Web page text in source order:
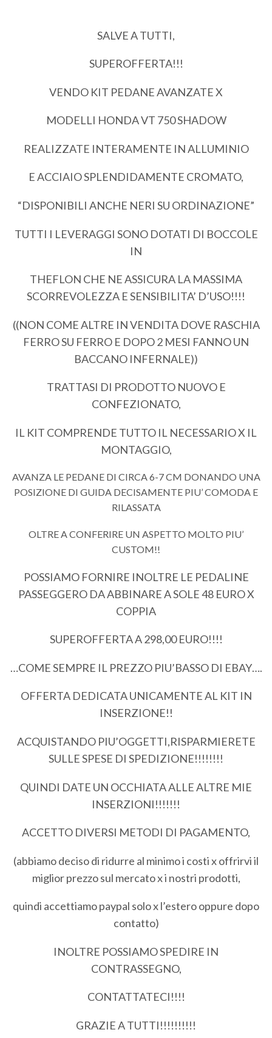
SALVE A TUTTI,
SUPEROFFERTA!!!
VENDO KIT PEDANE AVANZATE X
MODELLI HONDA VT 750 SHADOW
REALIZZATE INTERAMENTE IN ALLUMINIO
E ACCIAIO SPLENDIDAMENTE CROMATO,
“DISPONIBILI ANCHE NERI SU ORDINAZIONE”
TUTTI I LEVERAGGI SONO DOTATI DI BOCCOLE
IN
THEFLON CHE NE ASSICURA LA MASSIMA
SCORREVOLEZZA E SENSIBILITA’ D’USO!!!!
((NON COME ALTRE IN VENDITA DOVE RASCHIA
FERRO SU FERRO E DOPO 2 MESI FANNO UN
BACCANO INFERNALE))
TRATTASI DI PRODOTTO NUOVO E
CONFEZIONATO,
IL KIT COMPRENDE TUTTO IL NECESSARIO X IL
MONTAGGIO,
AVANZA LE PEDANE DI CIRCA 6-7 CM DONANDO UNA
POSIZIONE DI GUIDA DECISAMENTE PIU’ COMODA E
RILASSATA
OLTRE A CONFERIRE UN ASPETTO MOLTO PIU’
CUSTOM!!
POSSIAMO FORNIRE INOLTRE LE PEDALINE
PASSEGGERO DA ABBINARE A SOLE 48 EURO X
COPPIA
SUPEROFFERTA A 298,00 EURO!!!!
…COME SEMPRE IL PREZZO PIU’BASSO DI EBAY….
OFFERTA DEDICATA UNICAMENTE AL KIT IN
INSERZIONE!!
ACQUISTANDO PIU’OGGETTI,RISPARMIERETE
SULLE SPESE DI SPEDIZIONE!!!!!!!!
QUINDI DATE UN OCCHIATA ALLE ALTRE MIE
INSERZIONI!!!!!!!
ACCETTO DIVERSI METODI DI PAGAMENTO,
(abbiamo deciso di ridurre al minimo i costi x offrirvi il
miglior prezzo sul mercato x i nostri prodotti,
quindi accettiamo paypal solo x l’estero oppure dopo
contatto)
INOLTRE POSSIAMO SPEDIRE IN
CONTRASSEGNO,
CONTATTATECI!!!!
GRAZIE A TUTTI!!!!!!!!!!